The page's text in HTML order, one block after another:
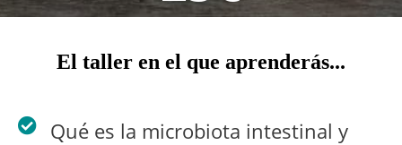
El taller en el que aprenderás...
Qué es la microbiota intestinal y